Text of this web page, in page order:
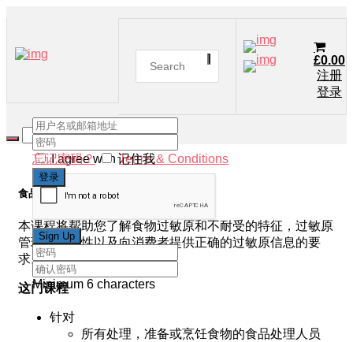
£0.00
注册
I agree with Terms & Conditions
Minimum 6 characters
登录
忘记密码？ 记住我
食品过敏原意识
本课程将帮助您了解食物过敏原和不耐受的特征，过敏原
管理的重要性以及向消费者提供正确的过敏原信息的要
求。
这门课程
针对
所有处理，准备或烹饪食物的食品处理人员